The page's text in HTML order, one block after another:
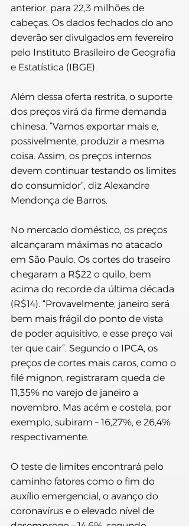
anterior, para 22,3 milhões de
cabeças. Os dados fechados do ano
deverão ser divulgados em fevereiro
pelo Instituto Brasileiro de Geografia
e Estatística (IBGE).
Além dessa oferta restrita, o suporte
dos preços virá da firme demanda
chinesa. “Vamos exportar mais e,
possivelmente, produzir a mesma
coisa. Assim, os preços internos
devem continuar testando os limites
do consumidor”, diz Alexandre
Mendonça de Barros.
No mercado doméstico, os preços
alcançaram máximas no atacado
em São Paulo. Os cortes do traseiro
chegaram a R$22 o quilo, bem
acima do recorde da última década
(R$14). “Provavelmente, janeiro será
bem mais frágil do ponto de vista
de poder aquisitivo, e esse preço vai
ter que cair”. Segundo o IPCA, os
preços de cortes mais caros, como o
filé mignon, registraram queda de
11,35% no varejo de janeiro a
novembro. Mas acém e costela, por
exemplo, subiram – 16,27%, e 26,4%
respectivamente.
O teste de limites encontrará pelo
caminho fatores como o fim do
auxílio emergencial, o avanço do
coronavírus e o elevado nível de